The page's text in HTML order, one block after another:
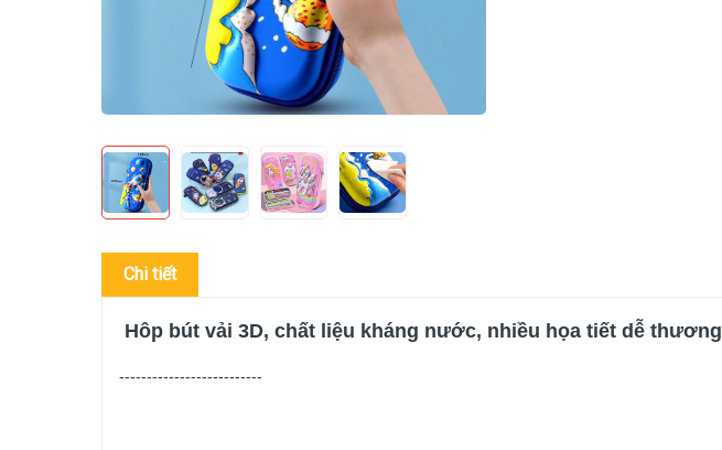
Chi tiết
Hôp bút vải 3D, chất liệu kháng nước, nhiều họa tiết dễ thương
--------------------------